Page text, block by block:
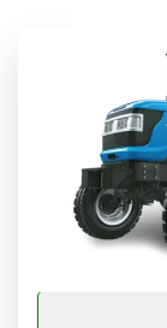
एचपी रेंज
42